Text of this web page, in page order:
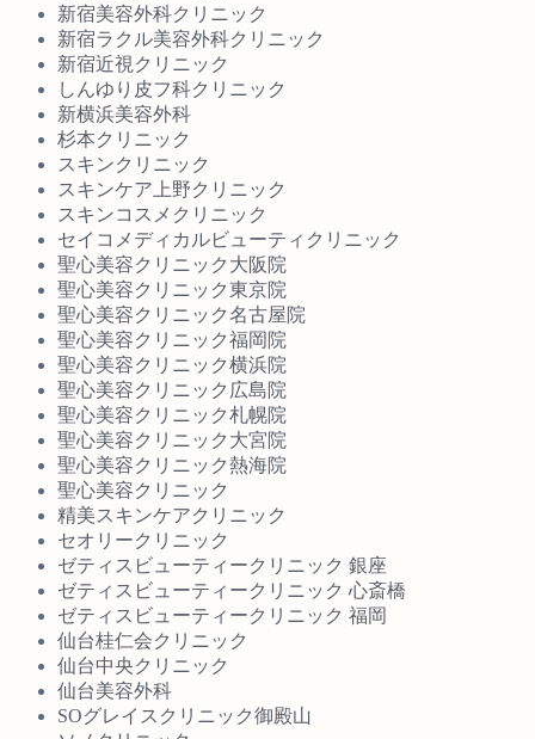
新宿美容外科クリニック
新宿ラクル美容外科クリニック
新宿近視クリニック
しんゆり皮フ科クリニック
新横浜美容外科
杉本クリニック
スキンクリニック
スキンケア上野クリニック
スキンコスメクリニック
セイコメディカルビューティクリニック
聖心美容クリニック大阪院
聖心美容クリニック東京院
聖心美容クリニック名古屋院
聖心美容クリニック福岡院
聖心美容クリニック横浜院
聖心美容クリニック広島院
聖心美容クリニック札幌院
聖心美容クリニック大宮院
聖心美容クリニック熱海院
聖心美容クリニック
精美スキンケアクリニック
セオリークリニック
ゼティスビューティークリニック 銀座
ゼティスビューティークリニック 心斎橋
ゼティスビューティークリニック 福岡
仙台桂仁会クリニック
仙台中央クリニック
仙台美容外科
SOグレイスクリニック御殿山